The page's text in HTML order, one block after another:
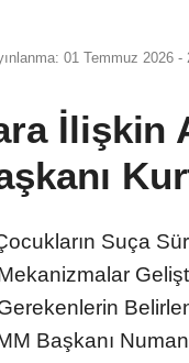
01 Temmuz 2026 -
İlişkin
Suça
Gerekenlerin
Başkanı